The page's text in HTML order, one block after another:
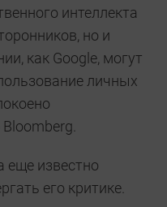
интеллекта
но и
как Google, могут
личных
еще известно
его критике.